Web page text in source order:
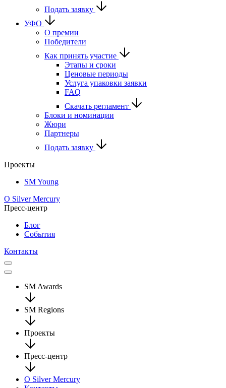
Подать заявку
УФО
О премии
Победители
Как принять участие
Этапы и сроки
Ценовые периоды
Услуга упаковки заявки
FAQ
Скачать регламент
Блоки и номинации
Жюри
Партнеры
Подать заявку
Проекты
SM Young
О Silver Mercury
Пресс-центр
Блог
События
Контакты
SM Awards
SM Regions
Проекты
Пресс-центр
О Silver Mercury